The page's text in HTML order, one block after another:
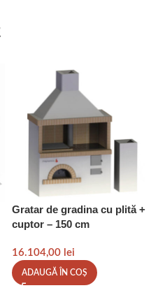
Gratar de gradina cu plită +
cuptor – 150 cm
16.104,00 lei
ADAUGĂ ÎN COȘ